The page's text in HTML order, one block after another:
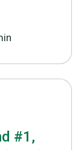
#1,